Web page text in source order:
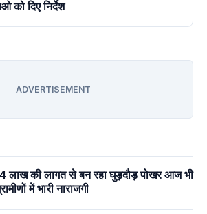
को दिए निर्देश
ADVERTISEMENT
लाख की लागत से बन रहा घुड़दौड़ पोखर आज भी
में भारी नाराजगी